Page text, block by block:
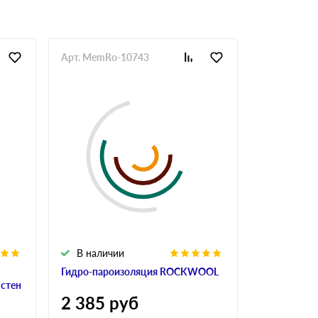
Гидро-пароизоляция ROCKWOOL
В наличии
Арт. MemRo-10743
2 385 руб